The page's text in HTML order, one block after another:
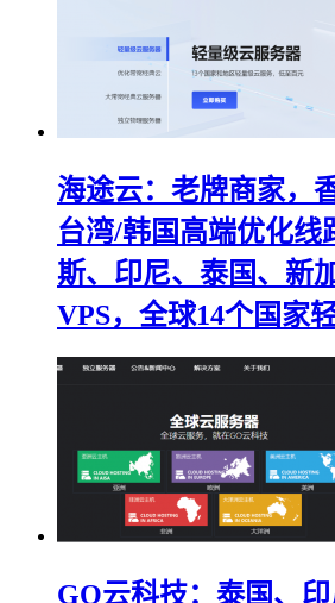
海途云：老牌商家，
台湾/韩国高端优化线
斯、印尼、泰国、新
VPS，全球14个国家
GO云科技：泰国、